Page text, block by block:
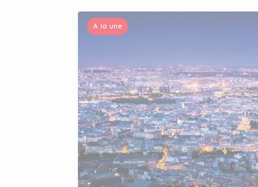
A la une